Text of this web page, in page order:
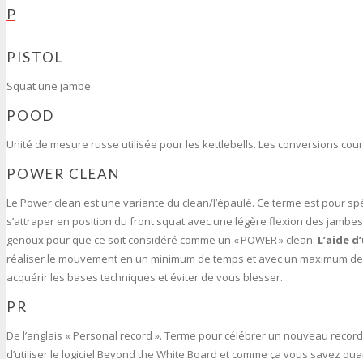
P
PISTOL
Squat une jambe.
POOD
Unité de mesure russe utilisée pour les kettlebells. Les conversions
POWER CLEAN
Le Power clean est une variante du clean/l’épaulé. Ce terme est pour
s’attraper en position du front squat avec une légère flexion des
genoux pour que ce soit considéré comme un « POWER » clean. L’aide
réaliser le mouvement en un minimum de temps et avec un maximum
acquérir les bases techniques et éviter de vous blesser.
PR
De l’anglais « Personal record ». Terme pour célébrer un nouveau
d’utiliser le logiciel Beyond the White Board et comme ça vous savez